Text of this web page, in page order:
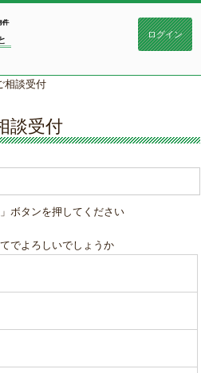
相談受付
談受付
ボタンを押してください
でよろしいでしょうか